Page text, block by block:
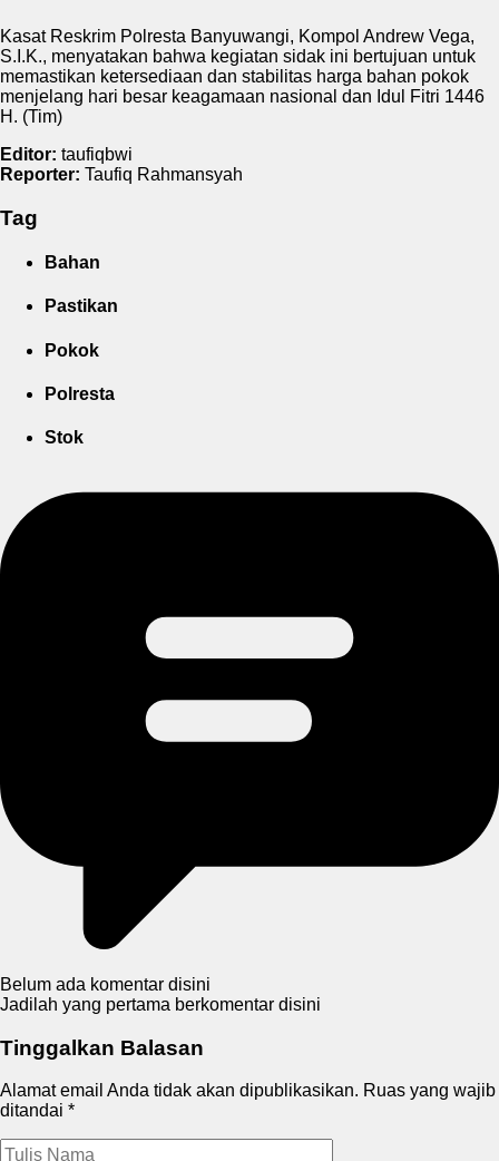
Kasat Reskrim Polresta Banyuwangi, Kompol Andrew Vega,
S.I.K., menyatakan bahwa kegiatan sidak ini bertujuan untuk
memastikan ketersediaan dan stabilitas harga bahan pokok
menjelang hari besar keagamaan nasional dan Idul Fitri 1446
H. (Tim)
Editor: taufiqbwi
Reporter: Taufiq Rahmansyah
Tag
Bahan
Pastikan
Pokok
Polresta
Stok
Belum ada komentar disini
Jadilah yang pertama berkomentar disini
Tinggalkan Balasan
Alamat email Anda tidak akan dipublikasikan. Ruas yang wajib
ditandai *